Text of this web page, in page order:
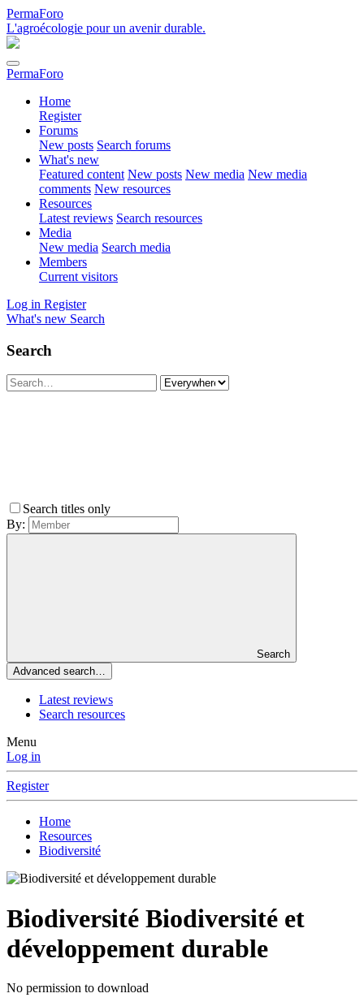
PermaForo
L'agroécologie pour un avenir durable.
PermaForo
Home
Register
Forums
New posts Search forums
What's new
Featured content New posts New media New media
comments New resources
Resources
Latest reviews Search resources
Media
New media Search media
Members
Current visitors
Log in Register
What's new Search
Search
Search titles only
By:
Search
Advanced search…
Latest reviews
Search resources
Menu
Log in
Register
Home
Resources
Biodiversité
Biodiversité Biodiversité et
développement durable
No permission to download